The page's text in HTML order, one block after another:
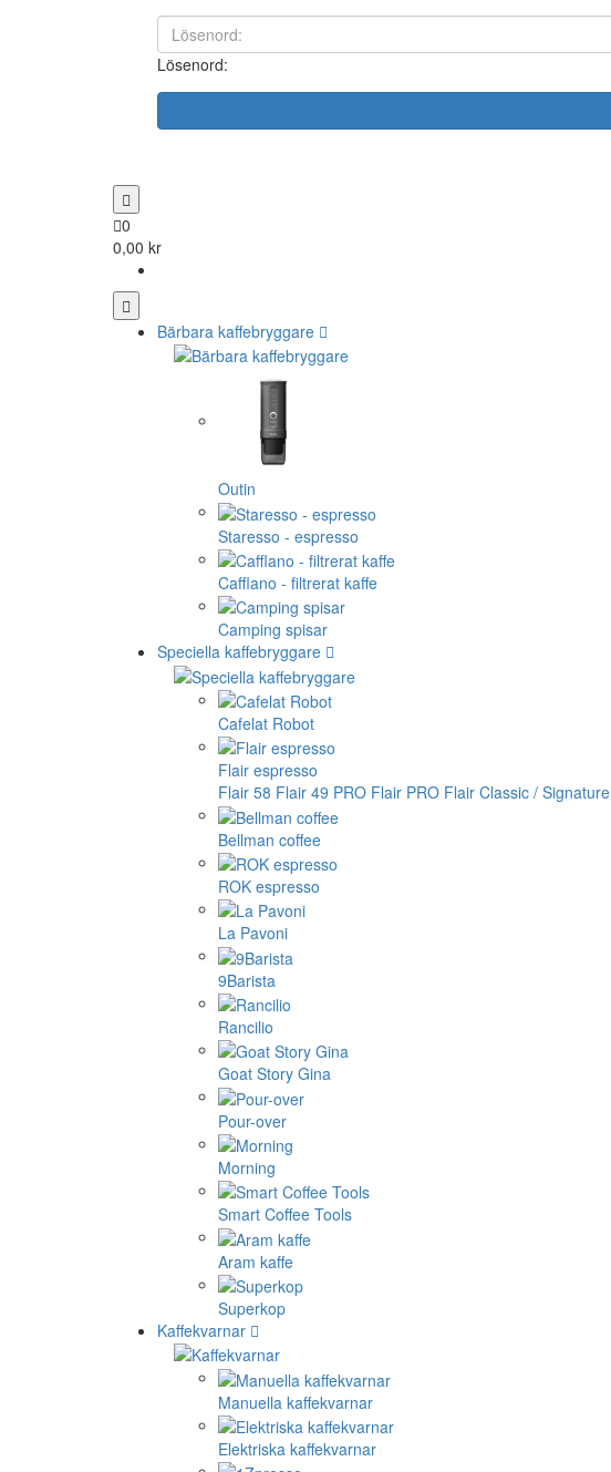
Lösenord:
0
0,00 kr
Bärbara kaffebryggare
Outin
Staresso - espresso
Cafflano - filtrerat kaffe
Camping spisar
Speciella kaffebryggare
Cafelat Robot
Flair espresso
Flair 58 Flair 49 PRO Flair PRO Flair Classic / Signature
Bellman coffee
ROK espresso
La Pavoni
9Barista
Rancilio
Goat Story Gina
Pour-over
Morning
Smart Coffee Tools
Aram kaffe
Superkop
Kaffekvarnar
Manuella kaffekvarnar
Elektriska kaffekvarnar